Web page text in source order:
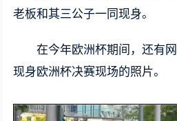
老板和其三公子一同现身。
在今年欧洲杯期间，还有
现身欧洲杯决赛现场的照片。